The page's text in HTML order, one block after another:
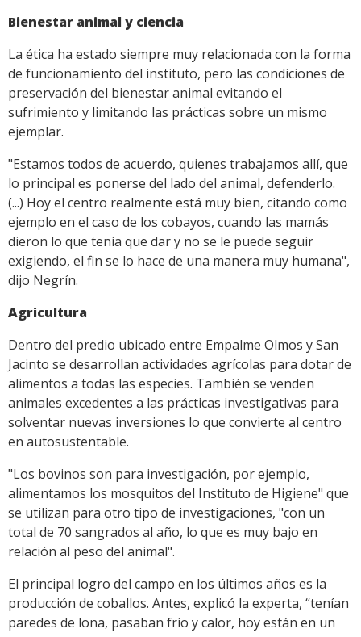
Bienestar animal y ciencia
La ética ha estado siempre muy relacionada con la forma
de funcionamiento del instituto, pero las condiciones de
preservación del bienestar animal evitando el
sufrimiento y limitando las prácticas sobre un mismo
ejemplar.
"Estamos todos de acuerdo, quienes trabajamos allí, que
lo principal es ponerse del lado del animal, defenderlo.
(...) Hoy el centro realmente está muy bien, citando como
ejemplo en el caso de los cobayos, cuando las mamás
dieron lo que tenía que dar y no se le puede seguir
exigiendo, el fin se lo hace de una manera muy humana",
dijo Negrín.
Agricultura
Dentro del predio ubicado entre Empalme Olmos y San
Jacinto se desarrollan actividades agrícolas para dotar de
alimentos a todas las especies. También se venden
animales excedentes a las prácticas investigativas para
solventar nuevas inversiones lo que convierte al centro
en autosustentable.
"Los bovinos son para investigación, por ejemplo,
alimentamos los mosquitos del Instituto de Higiene" que
se utilizan para otro tipo de investigaciones, "con un
total de 70 sangrados al año, lo que es muy bajo en
relación al peso del animal".
El principal logro del campo en los últimos años es la
producción de coballos. Antes, explicó la experta, “tenían
paredes de lona, pasaban frío y calor, hoy están en un